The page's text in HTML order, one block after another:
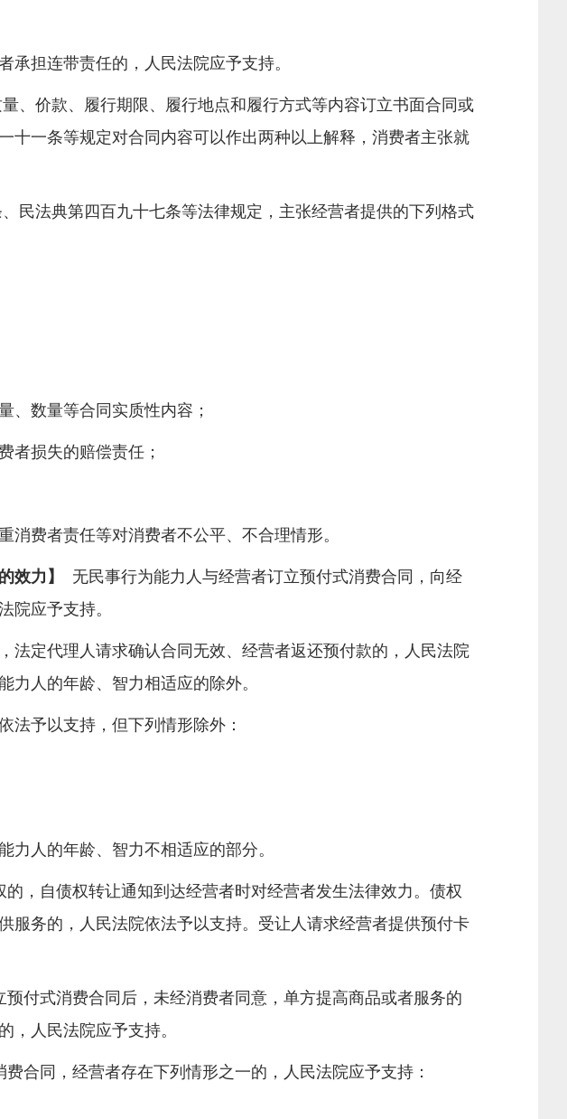
担连带责任的，人民法院应予支持。
、价款、履行期限、履行地点和履行方式等内容订立书面合同或
十一条等规定对合同内容可以作出两种以上解释，消费者主张就
民法典第四百九十七条等法律规定，主张经营者提供的下列格式
数量等合同实质性内容；
损失的赔偿责任；
费者责任等对消费者不公平、不合理情形。
效力】
无民事行为能力人与经营者订立预付式消费合同，向经
院应予支持。
定代理人请求确认合同无效、经营者返还预付款的，人民法院
人的年龄、智力相适应的除外。
予以支持，但下列情形除外：
人的年龄、智力不相适应的部分。
，自债权转让通知到达经营者时对经营者发生法律效力。债权
服务的，人民法院依法予以支持。受让人请求经营者提供预付卡
预付式消费合同后，未经消费者同意，单方提高商品或者服务的
，人民法院应予支持。
合同，经营者存在下列情形之一的，人民法院应予支持：